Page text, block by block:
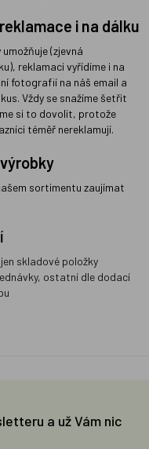
i na dálku
(zjevná
reklamaci vyřídíme i na
fotografií na náš email a
Vždy se snažíme šetřit
si to dovolit, protože
téměř nereklamují.
sortimentu zaujímat
skladové položky
ostatní dle dodací
a už Vám nic